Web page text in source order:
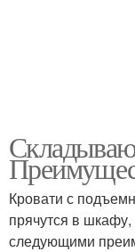
Кровати с
прячутся в
следующими